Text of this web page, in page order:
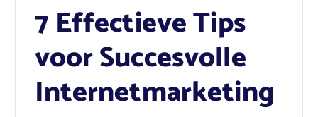
7 Effectieve Tips
voor Succesvolle
Internetmarketing